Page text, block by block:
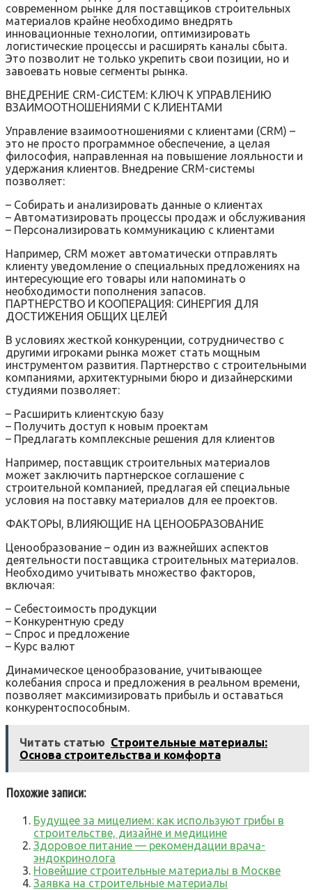
современном рынке для поставщиков строительных
материалов крайне необходимо внедрять
инновационные технологии, оптимизировать
логистические процессы и расширять каналы сбыта.
Это позволит не только укрепить свои позиции, но и
завоевать новые сегменты рынка.
ВНЕДРЕНИЕ CRM-СИСТЕМ: КЛЮЧ К УПРАВЛЕНИЮ
ВЗАИМООТНОШЕНИЯМИ С КЛИЕНТАМИ
Управление взаимоотношениями с клиентами (CRM) –
это не просто программное обеспечение, а целая
философия, направленная на повышение лояльности и
удержания клиентов. Внедрение CRM-системы
позволяет:
– Собирать и анализировать данные о клиентах
– Автоматизировать процессы продаж и обслуживания
– Персонализировать коммуникацию с клиентами
Например, CRM может автоматически отправлять
клиенту уведомление о специальных предложениях на
интересующие его товары или напоминать о
необходимости пополнения запасов.
ПАРТНЕРСТВО И КООПЕРАЦИЯ: СИНЕРГИЯ ДЛЯ
ДОСТИЖЕНИЯ ОБЩИХ ЦЕЛЕЙ
В условиях жесткой конкуренции, сотрудничество с
другими игроками рынка может стать мощным
инструментом развития. Партнерство с строительными
компаниями, архитектурными бюро и дизайнерскими
студиями позволяет:
– Расширить клиентскую базу
– Получить доступ к новым проектам
– Предлагать комплексные решения для клиентов
Например, поставщик строительных материалов
может заключить партнерское соглашение с
строительной компанией, предлагая ей специальные
условия на поставку материалов для ее проектов.
ФАКТОРЫ, ВЛИЯЮЩИЕ НА ЦЕНООБРАЗОВАНИЕ
Ценообразование – один из важнейших аспектов
деятельности поставщика строительных материалов.
Необходимо учитывать множество факторов,
включая:
– Себестоимость продукции
– Конкурентную среду
– Спрос и предложение
– Курс валют
Динамическое ценообразование, учитывающее
колебания спроса и предложения в реальном времени,
позволяет максимизировать прибыль и оставаться
конкурентоспособным.
Читать статью Строительные материалы:
Основа строительства и комфорта
Похожие записи:
Будущее за мицелием: как используют грибы в
строительстве, дизайне и медицине
Здоровое питание — рекомендации врача-
эндокринолога
Новейшие строительные материалы в Москве
Заявка на строительные материалы